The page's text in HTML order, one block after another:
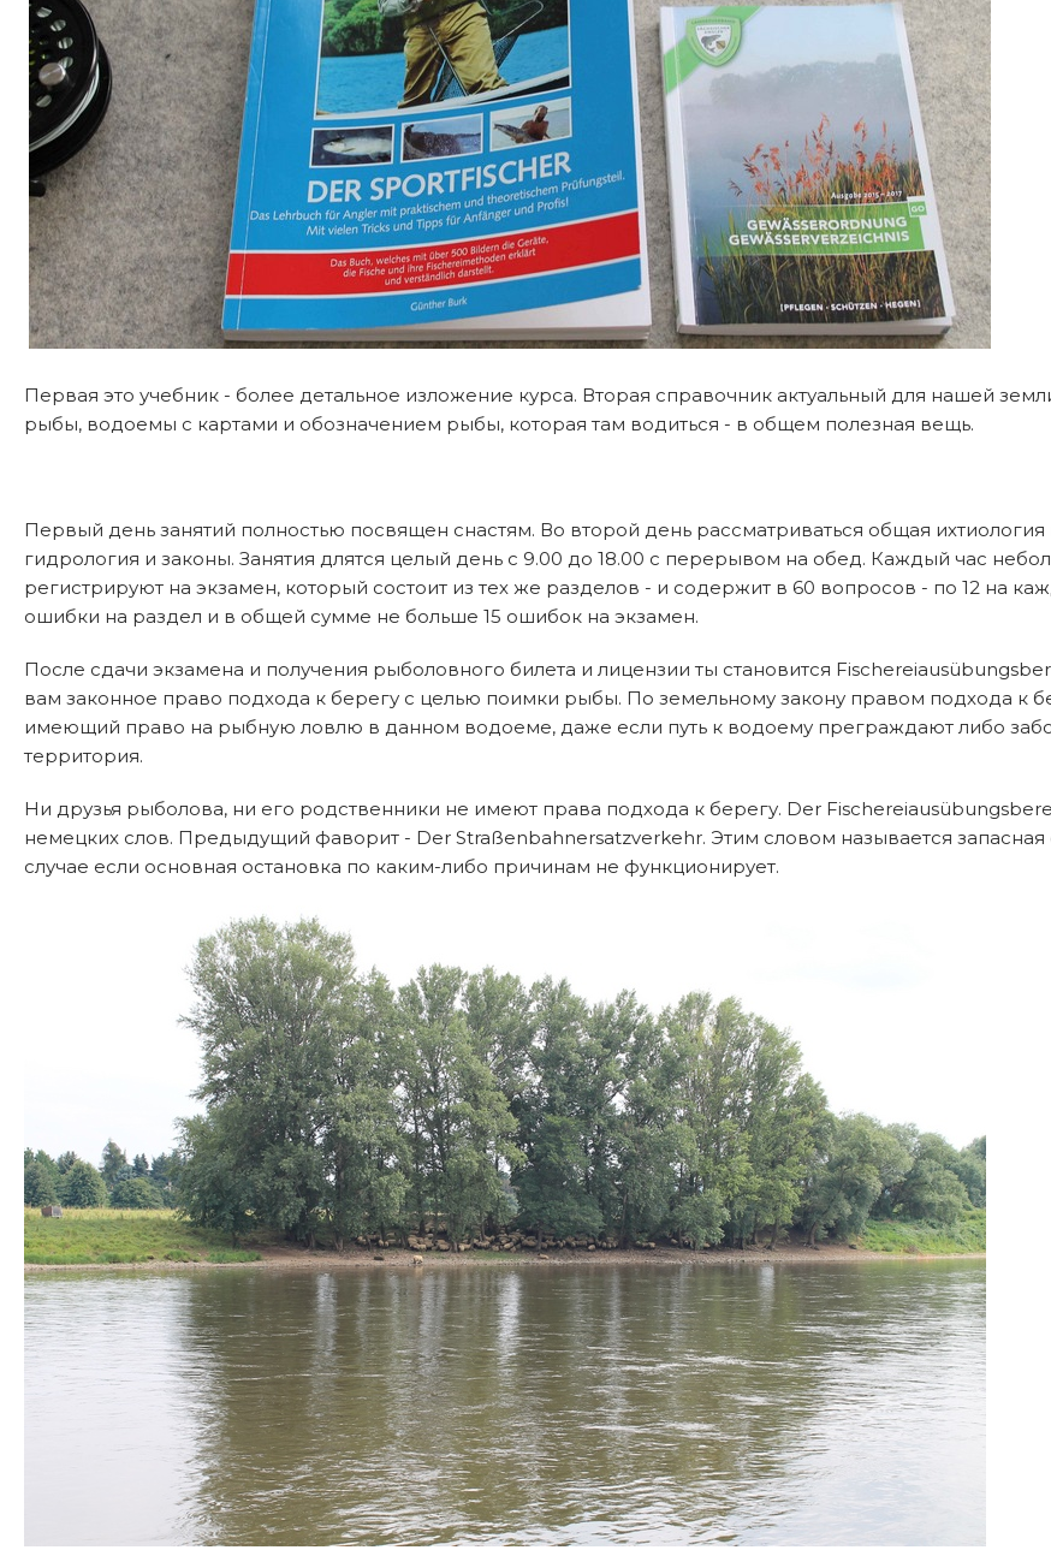
Первая это учебник - более детальное изложение курса. Вторая справочник актуальный для нашей
рыбы, водоемы с картами и обозначением рыбы, которая там водиться - в общем полезная вещь.
Первый день занятий полностью посвящен снастям. Во второй день рассматриваться общая
гидрология и законы. Занятия длятся целый день с 9.00 до 18.00 с перерывом на обед. Каждый час
регистрируют на экзамен, который состоит из тех же разделов - и содержит в 60 вопросов - по 12 на
ошибки на раздел и в общей сумме не больше 15 ошибок на экзамен.
После сдачи экзамена и получения рыболовного билета и лицензии ты становится
вам законное право подхода к берегу с целью поимки рыбы. По земельному закону правом подхода к
имеющий право на рыбную ловлю в данном водоеме, даже если путь к водоему преграждают либо
территория.
Ни друзья рыболова, ни его родственники не имеют права подхода к берегу. Der
немецких слов. Предыдущий фаворит - Der Straßenbahnersatzverkehr. Этим словом называется запасная
случае если основная остановка по каким-либо причинам не функционирует.